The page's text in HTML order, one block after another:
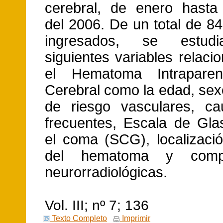
cerebral, de enero hasta
del 2006. De un total de
ingresados, se
siguientes variables
el Hematoma
Cerebral como la edad,
de riesgo vasculares,
frecuentes, Escala de
el coma (SCG),
del hematoma y
neurorradiológicas.
Vol. III; nº 7; 136
Texto Completo Imprimir